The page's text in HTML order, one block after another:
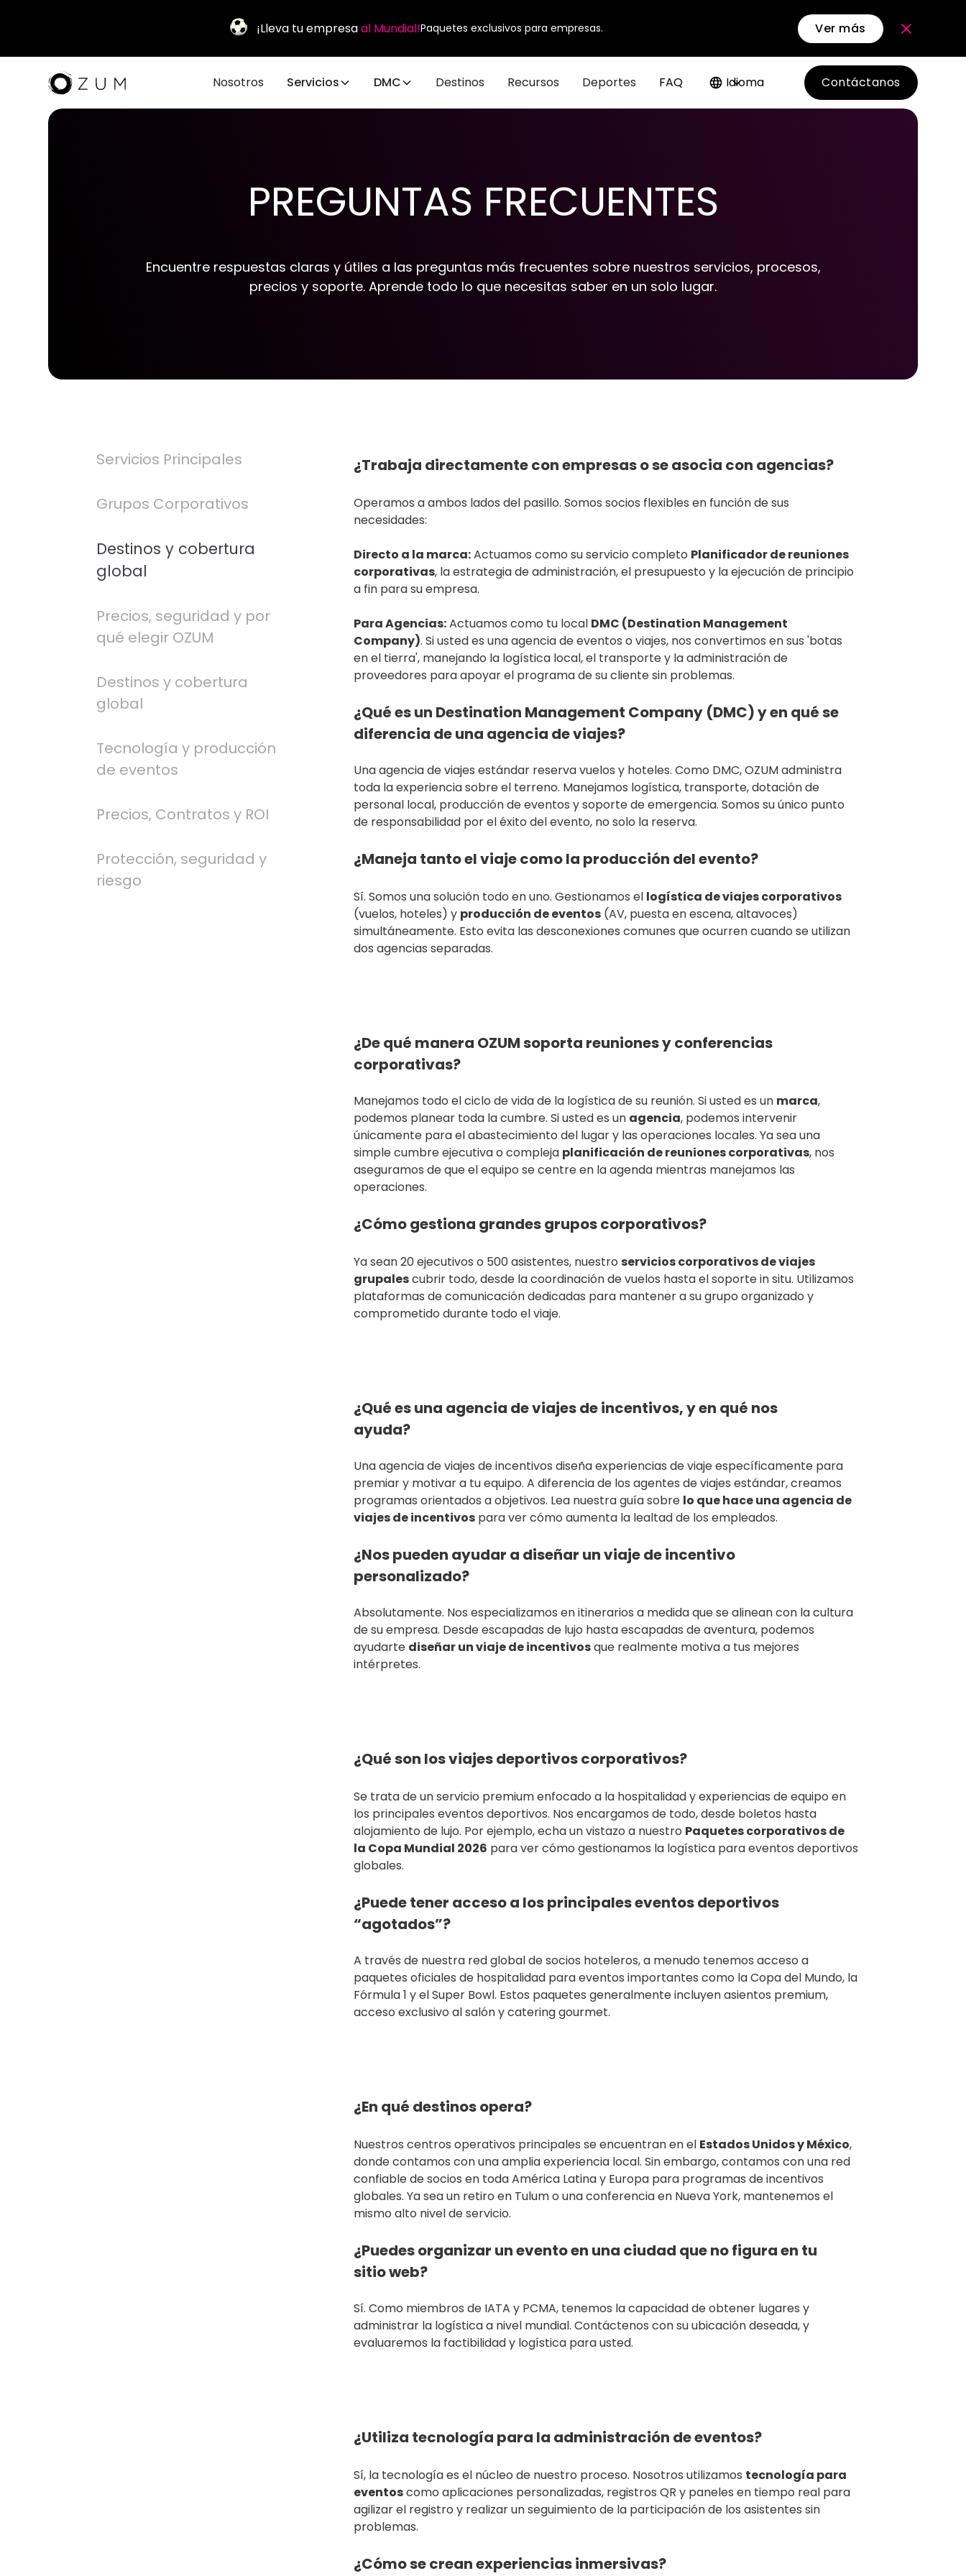
¡Lleva tu empresaal Mundial!Paquetes exclusivos para empresas. Ver más
Nosotros Servicios DMC Destinos Recursos Deportes FAQ Idioma Contáctanos
PREGUNTAS FRECUENTES
Encuentre respuestas claras y útiles a las preguntas más frecuentes sobre nuestros servicios, procesos,
precios y soporte. Aprende todo lo que necesitas saber en un solo lugar.
Servicios Principales
Grupos Corporativos
Destinos y cobertura
global
Precios, seguridad y por
qué elegir OZUM
Destinos y cobertura
global
Tecnología y producción
de eventos
Precios, Contratos y ROI
Protección, seguridad y
riesgo
¿Trabaja directamente con empresas o se asocia con agencias?
Operamos a ambos lados del pasillo. Somos socios flexibles en función de sus
necesidades:
Directo a la marca:Actuamos como su servicio completo Planificador de reuniones
corporativas, la estrategia de administración, el presupuesto y la ejecución de principio
a fin para su empresa.
Para Agencias:Actuamos como tu local DMC (Destination Management
Company). Si usted es una agencia de eventos o viajes, nos convertimos en sus 'botas
en el tierra', manejando la logística local, el transporte y la administración de
proveedores para apoyar el programa de su cliente sin problemas.
¿Qué es un Destination Management Company (DMC) y en qué se
diferencia de una agencia de viajes?
Una agencia de viajes estándar reserva vuelos y hoteles. Como DMC, OZUM administra
toda la experiencia sobre el terreno. Manejamos logística, transporte, dotación de
personal local, producción de eventos y soporte de emergencia. Somos su único punto
de responsabilidad por el éxito del evento, no solo la reserva.
¿Maneja tanto el viaje como la producción del evento?
Sí. Somos una solución todo en uno. Gestionamos el logística de viajes corporativos
(vuelos, hoteles) y producción de eventos (AV, puesta en escena, altavoces)
simultáneamente. Esto evita las desconexiones comunes que ocurren cuando se utilizan
dos agencias separadas.
¿De qué manera OZUM soporta reuniones y conferencias
corporativas?
Manejamos todo el ciclo de vida de la logística de su reunión. Si usted es un marca,
podemos planear toda la cumbre. Si usted es un agencia, podemos intervenir
únicamente para el abastecimiento del lugar y las operaciones locales. Ya sea una
simple cumbre ejecutiva o compleja planificación de reuniones corporativas, nos
aseguramos de que el equipo se centre en la agenda mientras manejamos las
operaciones.
¿Cómo gestiona grandes grupos corporativos?
Ya sean 20 ejecutivos o 500 asistentes, nuestro servicios corporativos de viajes
grupalescubrir todo, desde la coordinación de vuelos hasta el soporte in situ. Utilizamos
plataformas de comunicación dedicadas para mantener a su grupo organizado y
comprometido durante todo el viaje.
¿Qué es una agencia de viajes de incentivos, y en qué nos
ayuda?
Una agencia de viajes de incentivos diseña experiencias de viaje específicamente para
premiar y motivar a tu equipo. A diferencia de los agentes de viajes estándar, creamos
programas orientados a objetivos. Lea nuestra guía sobre lo que hace una agencia de
viajes de incentivos para ver cómo aumenta la lealtad de los empleados.
¿Nos pueden ayudar a diseñar un viaje de incentivo
personalizado?
Absolutamente. Nos especializamos en itinerarios a medida que se alinean con la cultura
de su empresa. Desde escapadas de lujo hasta escapadas de aventura, podemos
ayudarte diseñar un viaje de incentivosque realmente motiva a tus mejores
intérpretes.
¿Qué son los viajes deportivos corporativos?
Se trata de un servicio premium enfocado a la hospitalidad y experiencias de equipo en
los principales eventos deportivos. Nos encargamos de todo, desde boletos hasta
alojamiento de lujo. Por ejemplo, echa un vistazo a nuestro Paquetes corporativos de
la Copa Mundial 2026 para ver cómo gestionamos la logística para eventos deportivos
globales.
¿Puede tener acceso a los principales eventos deportivos
“agotados”?
A través de nuestra red global de socios hoteleros, a menudo tenemos acceso a
paquetes oficiales de hospitalidad para eventos importantes como la Copa del Mundo, la
Fórmula 1 y el Super Bowl. Estos paquetes generalmente incluyen asientos premium,
acceso exclusivo al salón y catering gourmet.
¿En qué destinos opera?
Nuestros centros operativos principales se encuentran en el Estados Unidos y México,
donde contamos con una amplia experiencia local. Sin embargo, contamos con una red
confiable de socios en toda América Latina y Europa para programas de incentivos
globales. Ya sea un retiro en Tulum o una conferencia en Nueva York, mantenemos el
mismo alto nivel de servicio.
¿Puedes organizar un evento en una ciudad que no figura en tu
sitio web?
Sí. Como miembros de IATA y PCMA, tenemos la capacidad de obtener lugares y
administrar la logística a nivel mundial. Contáctenos con su ubicación deseada, y
evaluaremos la factibilidad y logística para usted.
¿Utiliza tecnología para la administración de eventos?
Sí, la tecnología es el núcleo de nuestro proceso. Nosotros utilizamos tecnología para
eventoscomo aplicaciones personalizadas, registros QR y paneles en tiempo real para
agilizar el registro y realizar un seguimiento de la participación de los asistentes sin
problemas.
¿Cómo se crean experiencias inmersivas?